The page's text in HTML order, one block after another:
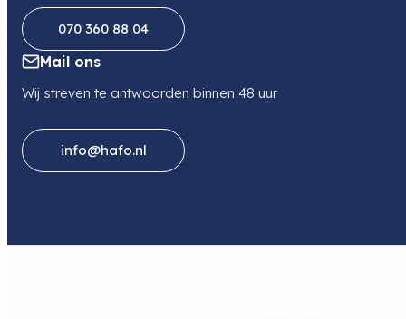
070 360 88 04
Mail ons
Wij streven te antwoorden binnen 48 uur
info@hafo.nl